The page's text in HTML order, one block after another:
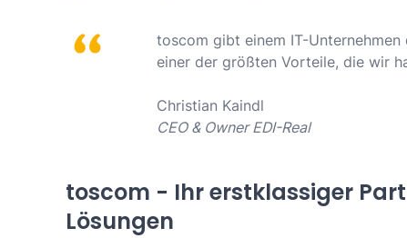
toscom gibt einem IT-
einer der größten Vorteile, die wir
Christian Kaindl
CEO & Owner EDI-Real
toscom - Ihr erstklassiger
Lösungen